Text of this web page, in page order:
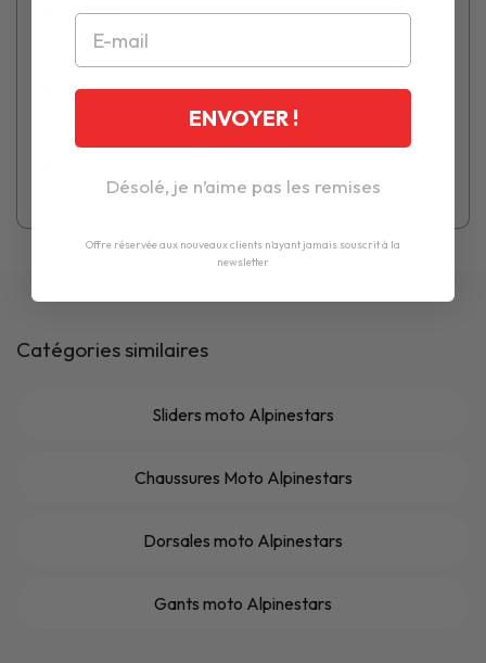
SMX-4
Catégories similaires
Sliders moto Alpinestars
Chaussures Moto Alpinestars
Dorsales moto Alpinestars
Gants moto Alpinestars
ENVOYER !
Désolé, je n’aime pas les remises
Offre réservée aux nouveaux clients n'ayant jamais souscrit à la
newsletter